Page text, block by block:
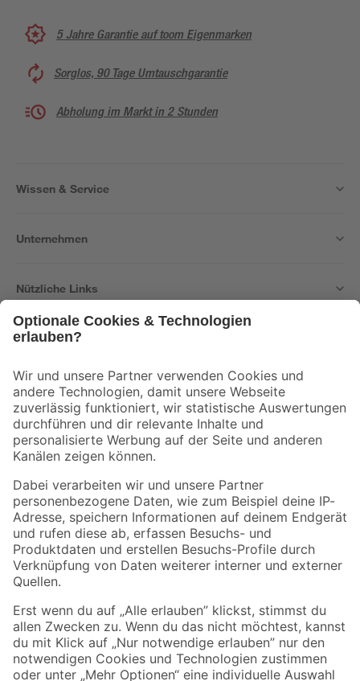
5 Jahre Garantie auf toom Eigenmarken
Sorglos, 90 Tage Umtauschgarantie
Abholung im Markt in 2 Stunden
Wissen & Service
Unternehmen
Nützliche Links
Der toom Newsletter: Keine Angebote und Aktionen mehr verpassen!
Zur Newsletter Anmeldung
Folge uns
Zahlungsarten Versandarten
Sicher einkaufen
Jetzt die toom-App herunterladen